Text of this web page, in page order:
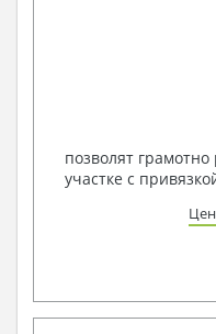
позволят
участке с